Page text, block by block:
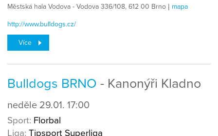
Městská hala Vodova - Vodova 336/108, 612 00 Brno | mapa
http://www.bulldogs.cz/
Více
Bulldogs BRNO - Kanonýři Kladno
neděle 29.01. 17:00
Sport: Florbal
Liga: Tipsport Superliga